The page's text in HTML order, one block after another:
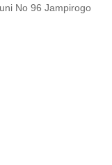
No 96 Jampirogo